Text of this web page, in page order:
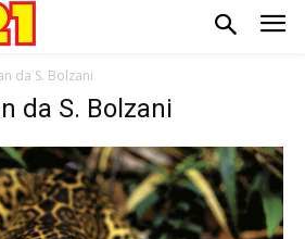
da S. Bolzani
da S. Bolzani